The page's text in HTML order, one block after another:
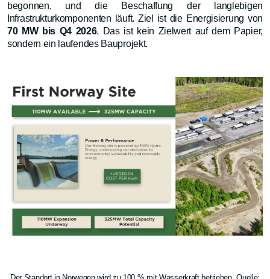
begonnen, und die Beschaffung der langlebigen
Infrastrukturkomponenten läuft. Ziel ist die Energisierung von
70 MW bis Q4 2026. Das ist kein Zielwert auf dem Papier,
sondern ein laufendes Bauprojekt.